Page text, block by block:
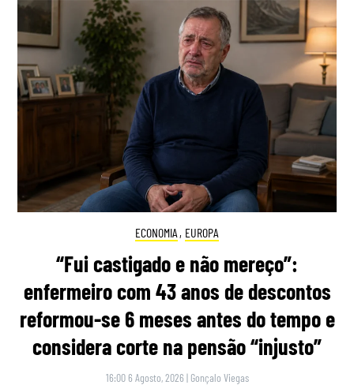
ECONOMIA , EUROPA
“Fui castigado e não mereço”:
enfermeiro com 43 anos de descontos
reformou-se 6 meses antes do tempo e
considera corte na pensão “injusto”
16:00 6 Agosto, 2026 | Gonçalo Viegas